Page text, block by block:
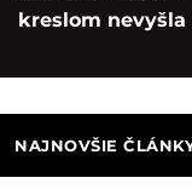
kreslom
NAJNOVŠIE